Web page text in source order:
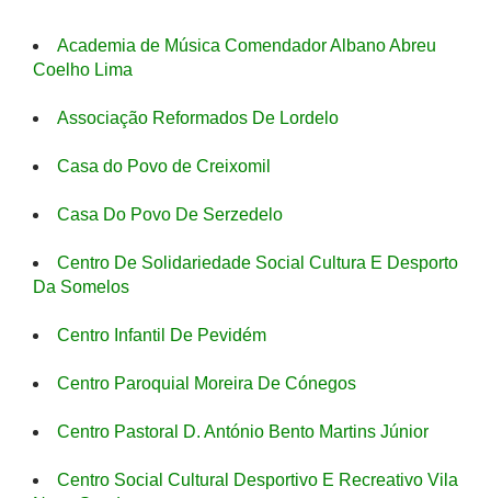
Academia de Música Comendador Albano Abreu
Coelho Lima
Associação Reformados De Lordelo
Casa do Povo de Creixomil
Casa Do Povo De Serzedelo
Centro De Solidariedade Social Cultura E Desporto
Da Somelos
Centro Infantil De Pevidém
Centro Paroquial Moreira De Cónegos
Centro Pastoral D. António Bento Martins Júnior
Centro Social Cultural Desportivo E Recreativo Vila